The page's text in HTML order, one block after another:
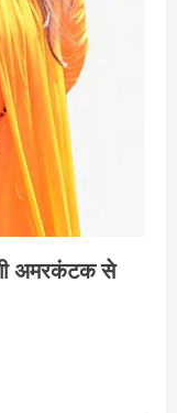
अमरकंटक से
का बड़ा फैसला,
से अहम
चर्चा में
करेंगी